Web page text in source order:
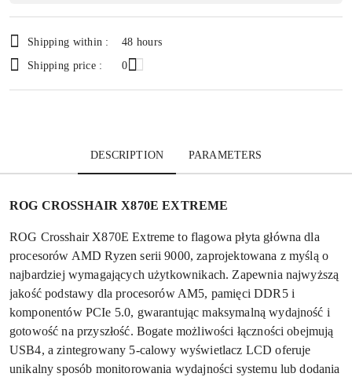
and
delivery
Shipping within :
48 hours
Shipping price :
0
DESCRIPTION PARAMETERS
ROG CROSSHAIR X870E EXTREME
ROG Crosshair X870E Extreme to flagowa płyta główna dla
procesorów AMD Ryzen serii 9000, zaprojektowana z myślą o
najbardziej wymagających użytkownikach. Zapewnia najwyższą
jakość podstawy dla procesorów AM5, pamięci DDR5 i
komponentów PCIe 5.0, gwarantując maksymalną wydajność i
gotowość na przyszłość. Bogate możliwości łączności obejmują
USB4, a zintegrowany 5-calowy wyświetlacz LCD oferuje
unikalny sposób monitorowania wydajności systemu lub dodania